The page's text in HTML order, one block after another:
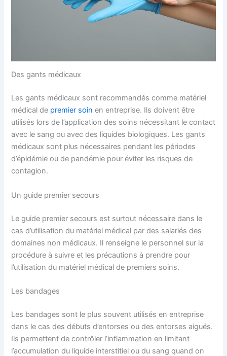
Des gants médicaux
Les gants médicaux sont recommandés comme matériel
médical de premier soin en entreprise. Ils doivent être
utilisés lors de l’application des soins nécessitant le contact
avec le sang ou avec des liquides biologiques. Les gants
médicaux sont plus nécessaires pendant les périodes
d’épidémie ou de pandémie pour éviter les risques de
contagion.
Un guide premier secours
Le guide premier secours est surtout nécessaire dans le
cas d’utilisation du matériel médical par des salariés des
domaines non médicaux. Il renseigne le personnel sur la
procédure à suivre et les précautions à prendre pour
l’utilisation du matériel médical de premiers soins.
Les bandages
Les bandages sont le plus souvent utilisés en entreprise
dans le cas des débuts d’entorses ou des entorses aiguës.
Ils permettent de contrôler l’inflammation en limitant
l’accumulation du liquide interstitiel ou du sang quand on